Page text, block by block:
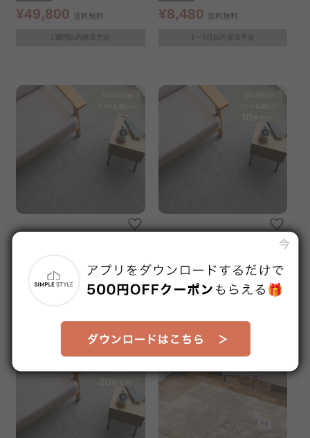
¥49,800 送料無料
1週間以内発送予定
¥8,480 送料無料
1～3日以内発送予定
TKP-SS50 ミックスグレー
販売価格
¥1,480
1～3日以内発送予定
【10枚】消臭タイルカーペッ
スグレー
¥5,280